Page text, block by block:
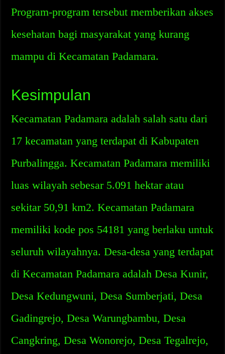
Program-program tersebut memberikan akses
kesehatan bagi masyarakat yang kurang
mampu di Kecamatan Padamara.
Kesimpulan
Kecamatan Padamara adalah salah satu dari
17 kecamatan yang terdapat di Kabupaten
Purbalingga. Kecamatan Padamara memiliki
luas wilayah sebesar 5.091 hektar atau
sekitar 50,91 km2. Kecamatan Padamara
memiliki kode pos 54181 yang berlaku untuk
seluruh wilayahnya. Desa-desa yang terdapat
di Kecamatan Padamara adalah Desa Kunir,
Desa Kedungwuni, Desa Sumberjati, Desa
Gadingrejo, Desa Warungbambu, Desa
Cangkring, Desa Wonorejo, Desa Tegalrejo,